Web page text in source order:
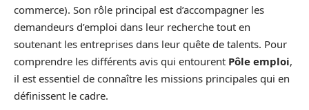
commerce). Son rôle principal est d’accompagner les
demandeurs d’emploi dans leur recherche tout en
soutenant les entreprises dans leur quête de talents. Pour
comprendre les différents avis qui entourent Pôle emploi,
il est essentiel de connaître les missions principales qui en
définissent le cadre.